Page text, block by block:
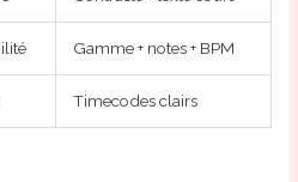
Gamme + notes + BPM
Timecodes clairs